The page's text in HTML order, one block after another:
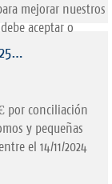
por conciliación
y pequeñas
el 14/11/2024
mejorar nuestros
aceptar o